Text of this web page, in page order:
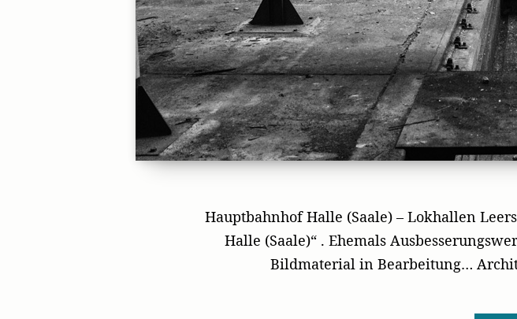
Hauptbahnhof Halle (Saale) – Lokhallen
Halle (Saale)“ . Ehemals
Bildmaterial in Bearbeitung…